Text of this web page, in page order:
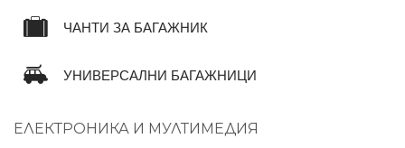
ЧАНТИ ЗА БАГАЖНИК
УНИВЕРСАЛНИ БАГАЖНИЦИ
ЕЛЕКТРОНИКА И МУЛТИМЕДИЯ